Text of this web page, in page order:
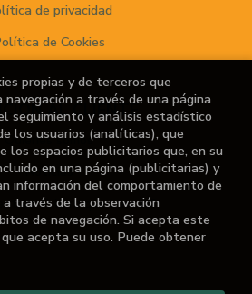
de privacidad
de Cookies
AL CLIENTE
Quiénes somos
Noticias
el libro que buscas?
propias y de terceros que
a través de una página
seguimiento y análisis estadístico
los usuarios (analíticas), que
los espacios publicitarios que, en su
en una página (publicitarias) y
información del comportamiento de
través de la observación
de navegación. Si acepta este
acepta su uso. Puede obtener